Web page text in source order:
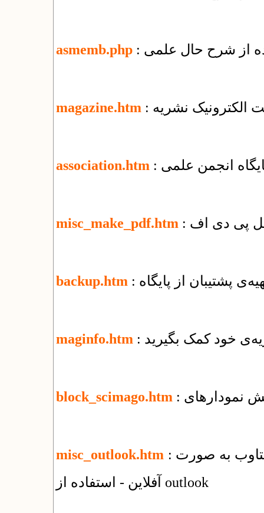
asmemb.php از شرح حال علمی
magazine.htm الکترونیک نشریه
association.htm انجمن علمی
misc_make_pdf.htm
backup.htm پشتیبان از پایگاه
maginfo.htm خود کمک بگیرید
block_scimago.htm
misc_outlook.htm : راهنمای استفاده از سرویس ایمیل شرکت یکتاوب به صورت
آفلاین - استفاده از outlook